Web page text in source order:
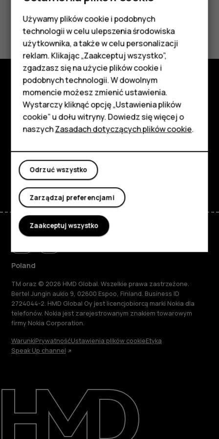
Smartfony
Telefony z funkcjami
podstawowymi
Akcesoria
HMD Terra M
Tablety
Moje konto
Naprawa i recykling
Zrównoważony rozwój
Wsparcie
Czy te informacje były pomocne?
Tak Nie
Poznaj
Informacje
Planet and people
Wsparcie
FacebookInstagram
TiktokYoutube
Poland
TM oraz © 2026 HMD Global. Wszelkie prawa zastrzeżone.
Bertel Jungin aukio 9, 02600 Espoo, Finland. Business ID
2724044-2. HMD Global Oy jest licencjobiorcą marki Nokia dla
telefonów. Nokia jest zarejestrowanym znakiem towarowym
firmy Nokia Corporation.
WarunkiPrywatnośćUstawienia plików cookieEtyka
Speak Up channel
Używamy plików cookie i podobnych
technologii w celu ulepszenia środowiska
użytkownika, a także w celu personalizacji
reklam. Klikając „Zaakceptuj wszystko”,
zgadzasz się na użycie plików cookie i
podobnych technologii. W dowolnym
momencie możesz zmienić ustawienia.
Wystarczy kliknąć opcję „Ustawienia plików
cookie” u dołu witryny. Dowiedz się więcej o
naszychZasadach dotyczących plików cookie.
Odrzuć wszystko
Zarządzaj preferencjami
Zaakceptuj wszystko